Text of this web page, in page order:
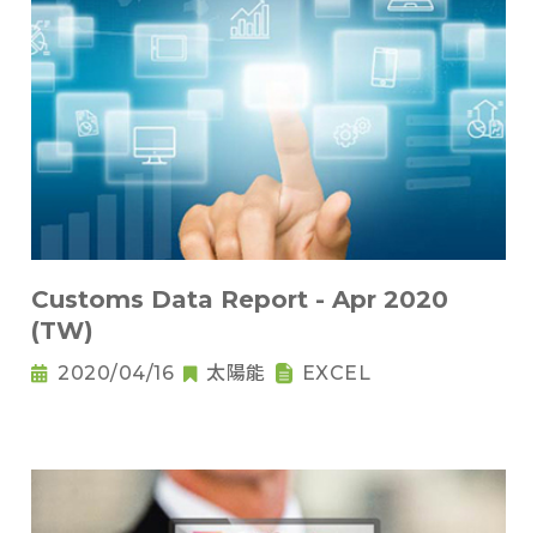
Customs Data Report - Apr 2020
(TW)
2020/04/16 太陽能 EXCEL